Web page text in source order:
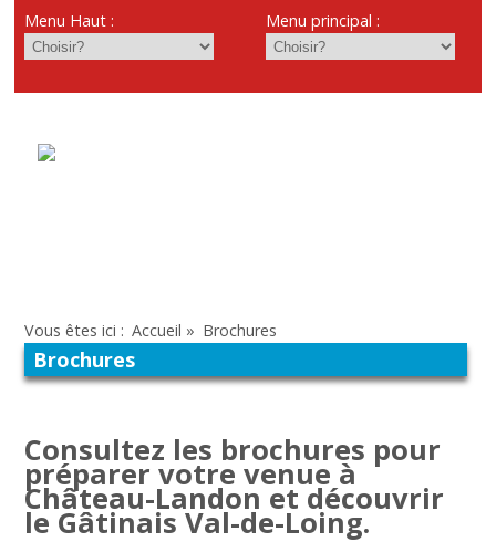
Menu Haut : Menu principal :
Vous êtes ici : Accueil » Brochures
Brochures
Consultez les brochures pour
préparer votre venue à
Château-Landon et découvrir
le Gâtinais Val-de-Loing.